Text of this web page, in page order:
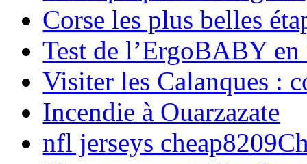
Corse les plus belles
Test de l’ErgoBABY en
Visiter les Calanques :
Incendie à Ouarzazate
nfl jerseys